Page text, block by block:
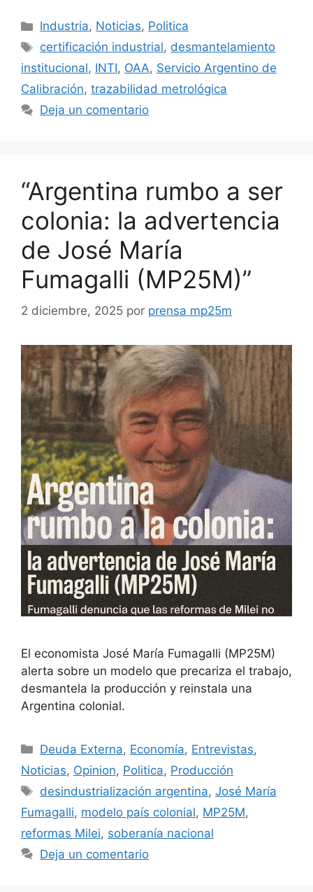
Industria, Noticias, Politica
certificación industrial, desmantelamiento
institucional, INTI, OAA, Servicio Argentino de
Calibración, trazabilidad metrológica
Deja un comentario
“Argentina rumbo a ser
colonia: la advertencia
de José María
Fumagalli (MP25M)”
2 diciembre, 2025 por prensa mp25m
El economista José María Fumagalli (MP25M)
alerta sobre un modelo que precariza el trabajo,
desmantela la producción y reinstala una
Argentina colonial.
Deuda Externa, Economía, Entrevistas,
Noticias, Opinion, Politica, Producción
desindustrialización argentina,José María
Fumagalli, modelo país colonial, MP25M,
reformas Milei, soberanía nacional
Deja un comentario